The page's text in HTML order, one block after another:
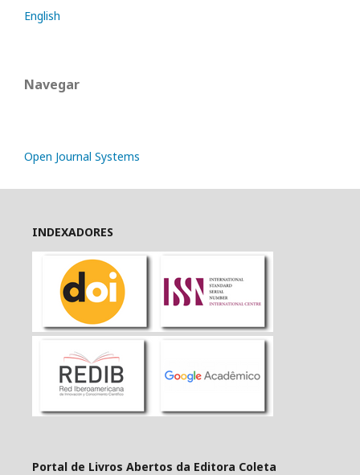
English
Navegar
Open Journal Systems
INDEXADORES
Portal de Livros Abertos da Editora Coleta